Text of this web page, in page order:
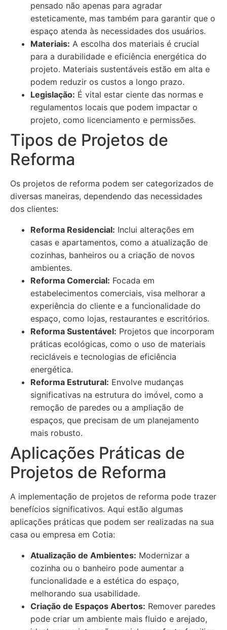
pensado não apenas para agradar
esteticamente, mas também para garantir que o
espaço atenda às necessidades dos usuários.
Materiais: A escolha dos materiais é crucial
para a durabilidade e eficiência energética do
projeto. Materiais sustentáveis estão em alta e
podem reduzir os custos a longo prazo.
Legislação: É vital estar ciente das normas e
regulamentos locais que podem impactar o
projeto, como licenciamento e permissões.
Tipos de Projetos de
Reforma
Os projetos de reforma podem ser categorizados de
diversas maneiras, dependendo das necessidades
dos clientes:
Reforma Residencial: Inclui alterações em
casas e apartamentos, como a atualização de
cozinhas, banheiros ou a criação de novos
ambientes.
Reforma Comercial: Focada em
estabelecimentos comerciais, visa melhorar a
experiência do cliente e a funcionalidade do
espaço, como lojas, restaurantes e escritórios.
Reforma Sustentável: Projetos que incorporam
práticas ecológicas, como o uso de materiais
recicláveis e tecnologias de eficiência
energética.
Reforma Estrutural: Envolve mudanças
significativas na estrutura do imóvel, como a
remoção de paredes ou a ampliação de
espaços, que precisam de um planejamento
mais robusto.
Aplicações Práticas de
Projetos de Reforma
A implementação de projetos de reforma pode trazer
benefícios significativos. Aqui estão algumas
aplicações práticas que podem ser realizadas na sua
casa ou empresa em Cotia:
Atualização de Ambientes: Modernizar a
cozinha ou o banheiro pode aumentar a
funcionalidade e a estética do espaço,
melhorando sua usabilidade.
Criação de Espaços Abertos: Remover paredes
pode criar um ambiente mais fluido e arejado,